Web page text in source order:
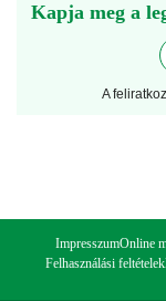
Kapja meg a
A
ImpresszumOnline
Felhasználási feltételek